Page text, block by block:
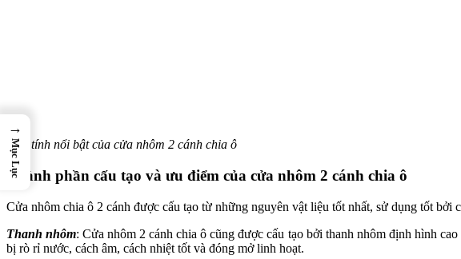
Đặc tính nổi bật của cửa nhôm 2 cánh chia ô
Thành phần cấu tạo và ưu điểm của cửa nhôm 2 cánh chia ô
Cửa nhôm chia ô 2 cánh được cấu tạo từ những nguyên vật liệu tốt nhất, sử dụng tốt
Thanh nhôm: Cửa nhôm 2 cánh chia ô cũng được cấu tạo bởi thanh nhôm định hình
bị rò rỉ nước, cách âm, cách nhiệt tốt và đóng mở linh hoạt.
→
Mục Lục